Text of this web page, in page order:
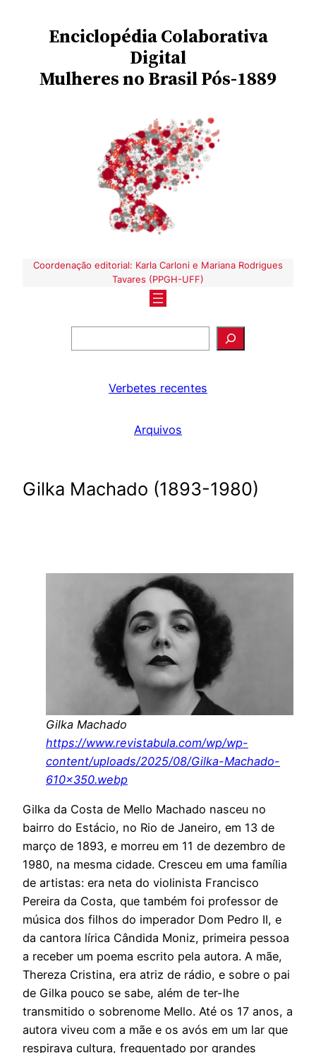
conteúdo
EnciclopédiaColaborativa
Digital
Mulheres no Brasil Pós-1889
Coordenação editorial: Karla Carloni e Mariana Rodrigues
Tavares (PPGH-UFF)
Verbetes recentes
Arquivos
Gilka Machado (1893-1980)
Gilka Machado
https://www.revistabula.com/wp/wp-
content/uploads/2025/08/Gilka-Machado-
610×350.webp
Gilka da Costa de Mello Machado nasceu no
bairro do Estácio, no Rio de Janeiro, em 13 de
março de 1893, e morreu em 11 de dezembro de
1980, na mesma cidade. Cresceu em uma família
de artistas: era neta do violinista Francisco
Pereira da Costa, que também foi professor de
música dos filhos do imperador Dom Pedro II, e
da cantora lírica Cândida Moniz, primeira pessoa
a receber um poema escrito pela autora. A mãe,
Thereza Cristina, era atriz de rádio, e sobre o pai
de Gilka pouco se sabe, além de ter-lhe
transmitido o sobrenome Mello. Até os 17 anos, a
autora viveu com a mãe e os avós em um lar que
respirava cultura, frequentado por grandes